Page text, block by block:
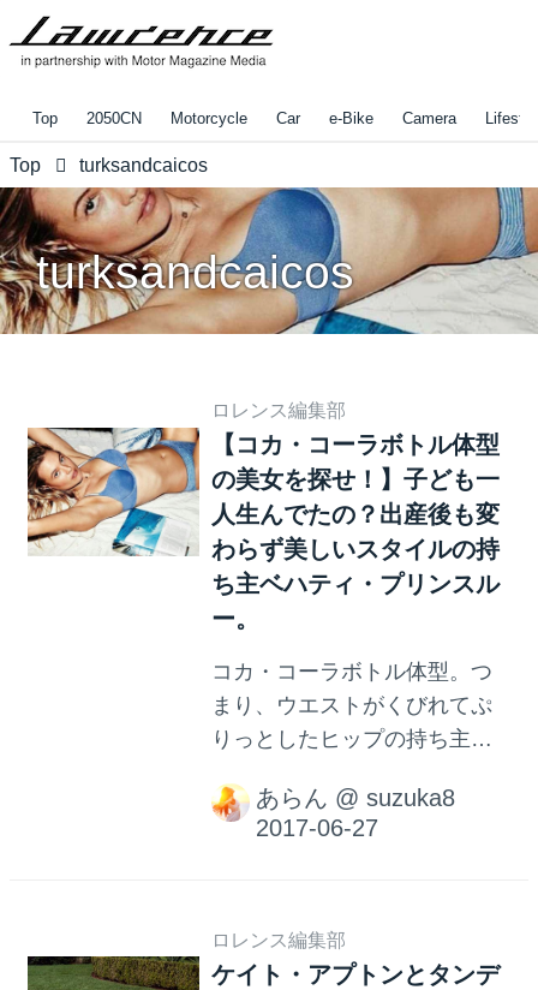
Top 2050CN Motorcycle Car e-Bike Camera
Top turksandcaicos
turksandcaicos
ロレンス編集部
【コカ・コーラボトル体型
の美女を探せ！】子ども一
人生んでたの？出産後も変
わらず美しいスタイルの持
ち主ベハティ・プリンスル
ー。
コカ・コーラボトル体型。つ
まり、ウエストがくびれてぷ
りっとしたヒップの持ち主の
そんな美ボディをもつ美女た
ちを紹介していきます！
あらん @ suzuka8
ロレンス編集部
ケイト・アプトンとタンデ